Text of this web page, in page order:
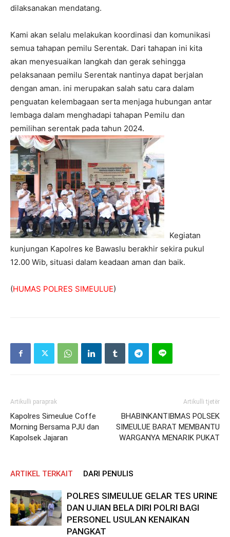
dilaksanakan mendatang.
Kami akan selalu melakukan koordinasi dan komunikasi
semua tahapan pemilu Serentak. Dari tahapan ini kita
akan menyesuaikan langkah dan gerak sehingga
pelaksanaan pemilu Serentak nantinya dapat berjalan
dengan aman. ini merupakan salah satu cara dalam
penguatan kelembagaan serta menjaga hubungan antar
lembaga dalam menghadapi tahapan Pemilu dan
pemilihan serentak pada tahun 2024.
Kegiatan
kunjungan Kapolres ke Bawaslu berakhir sekira pukul
12.00 Wib, situasi dalam keadaan aman dan baik.
(HUMAS POLRES SIMEULUE)
Artikulli paraprak
Kapolres Simeulue Coffe
Morning Bersama PJU dan
Kapolsek Jajaran
Artikulli tjetër
BHABINKANTIBMAS POLSEK
SIMEULUE BARAT MEMBANTU
WARGANYA MENARIK PUKAT
ARTIKEL TERKAIT DARI PENULIS
POLRES SIMEULUE GELAR TES URINE
DAN UJIAN BELA DIRI POLRI BAGI
PERSONEL USULAN KENAIKAN
PANGKAT